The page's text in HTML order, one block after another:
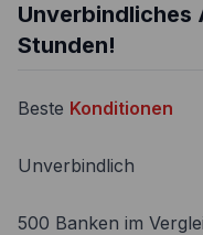
Unverbindliches
Stunden!
Beste Konditionen
Unverbindlich
500 Banken im